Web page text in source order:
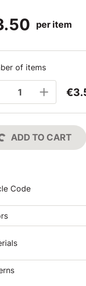
per item
of items
ADD TO CART
Code